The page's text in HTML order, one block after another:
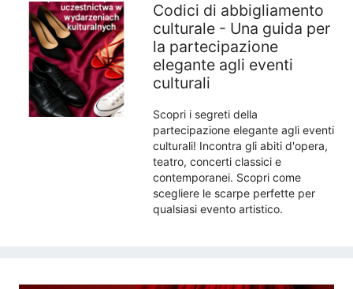
Codici di abbigliamento
culturale - Una guida per
la partecipazione
elegante agli eventi
culturali
Scopri i segreti della
partecipazione elegante agli eventi
culturali! Incontra gli abiti d'opera,
teatro, concerti classici e
contemporanei. Scopri come
scegliere le scarpe perfette per
qualsiasi evento artistico.